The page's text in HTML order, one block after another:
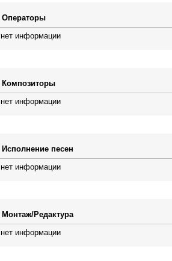
Операторы
нет информации
Композиторы
нет информации
Исполнение песен
нет информации
Монтаж/Редактура
нет информации